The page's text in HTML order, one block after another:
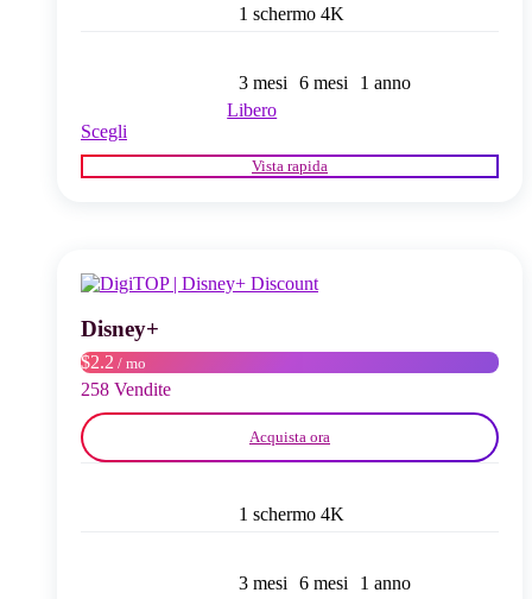
1 schermo 4K
3 mesi 6 mesi
1 anno
Libero
Scegli
prodotto
ha
possono
scelte
nella
pagina
del
prodotto
Vista rapida
Disney+
$2.2 / mo
258 Vendite
Acquista ora
1 schermo 4K
3 mesi 6 mesi
1 anno